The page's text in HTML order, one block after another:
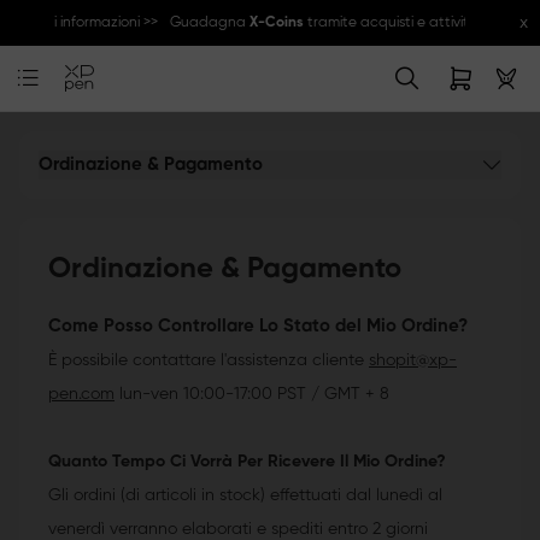
informazioni >> Guadagna X-Coinstramite acquisti e attività della x
Ordinazione & Pagamento
Ordinazione & Pagamento
Come Posso Controllare Lo Stato del Mio Ordine?
È possibile contattare l'assistenza cliente shopit@xp-
pen.com lun-ven 10:00-17:00 PST / GMT + 8
Quanto Tempo Ci Vorrà Per Ricevere Il Mio Ordine?
Gli ordini (di articoli in stock) effettuati dal lunedì al
venerdì verranno elaborati e spediti entro 2 giorni